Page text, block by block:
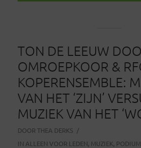
TON DE LEEUW
OMROEPKOOR &
KOPERENSEMBLE:
VAN HET ‘ZIJN’
MUZIEK VAN HET
DOOR THEA DERKS
IN ALLEEN VOOR LEDEN, MUZIEK,